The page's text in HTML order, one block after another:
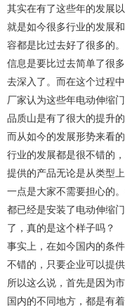
其实在有了这些年的发展
就是如今很多行业的发展
容都是比过去好了很多的
信息是要比过去简单了很
去深入了。而在这个过程
厂家认为这些年电动伸缩门
品质山是有了很大的提升
而从如今的发展形势来看
行业的发展都是很不错的
提供的产品无论是从类型
一点是大家不需要担心的
都已经是安装了电动伸缩
了，真的是这个样子吗？
事实上，在如今国内的条
不错的，只要企业可以提
所以这么说，首先是因为
国内的不同地方，都是有